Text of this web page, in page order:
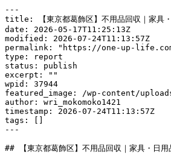
---
title: 【東京都葛飾区】不用品回収｜家具・
date: 2026-05-17T11:25:13Z
modified: 2026-07-24T11:13:57Z
permalink: "https://one-up-
type: report
status: publish
excerpt: ""
wpid: 37944
featured_image: /wp-content/
author: wri_mokomoko1421
timestamp: 2026-07-24T11:13:57Z
tags: []
---
## 【東京都葛飾区】不用品回収｜家具・日用